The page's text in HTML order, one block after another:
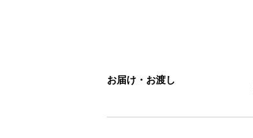
お届け・お渡し